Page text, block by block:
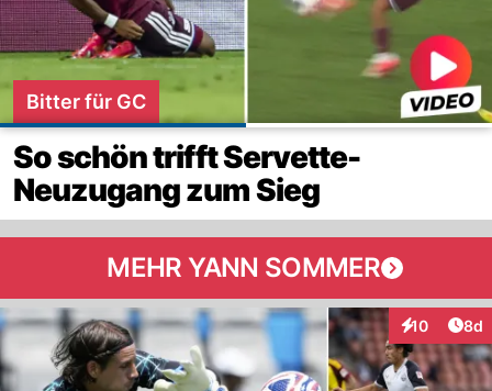
Bitter für GC
So schön trifft Servette-
Neuzugang zum Sieg
MEHR YANN SOMMER
10
Interaktionen
8d